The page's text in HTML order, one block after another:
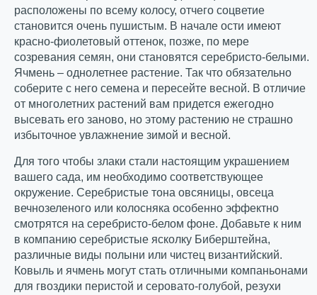
расположены по всему колосу, отчего соцветие
становится очень пушистым. В начале ости имеют
красно-фиолетовый оттенок, позже, по мере
созревания семян, они становятся серебристо-белыми.
Ячмень – однолетнее растение. Так что обязательно
соберите с него семена и пересейте весной. В отличие
от многолетних растений вам придется ежегодно
высевать его заново, но этому растению не страшно
избыточное увлажнение зимой и весной.
Для того чтобы злаки стали настоящим украшением
вашего сада, им необходимо соответствующее
окружение. Серебристые тона овсяницы, овсеца
вечнозеленого или колосняка особенно эффектно
смотрятся на серебристо-белом фоне. Добавьте к ним
в компанию серебристые ясколку Биберштейна,
различные виды полыни или чистец византийский.
Ковыль и ячмень могут стать отличными компаньонами
для гвоздики перистой и серовато-голубой, резухи